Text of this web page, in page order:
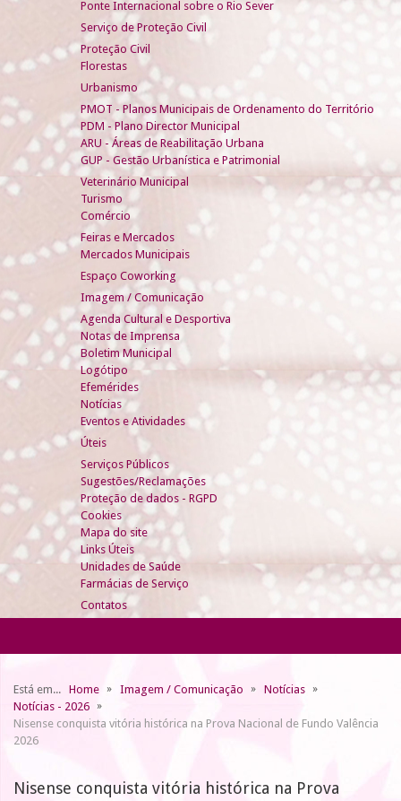
Ponte Internacional sobre o Rio Sever
Serviço de Proteção Civil
Proteção Civil
Florestas
Urbanismo
PMOT - Planos Municipais de Ordenamento do Território
PDM - Plano Director Municipal
ARU - Áreas de Reabilitação Urbana
GUP - Gestão Urbanística e Patrimonial
Veterinário Municipal
Turismo
Comércio
Feiras e Mercados
Mercados Municipais
Espaço Coworking
Imagem / Comunicação
Agenda Cultural e Desportiva
Notas de Imprensa
Boletim Municipal
Logótipo
Efemérides
Notícias
Eventos e Atividades
Úteis
Serviços Públicos
Sugestões/Reclamações
Proteção de dados - RGPD
Cookies
Mapa do site
Links Úteis
Unidades de Saúde
Farmácias de Serviço
Contatos
Está em... Home Imagem / Comunicação
Notícias
Notícias - 2026
Nisense conquista vitória histórica na Prova Nacional de Fundo Valência
2026
Nisense conquista vitória histórica na Prova